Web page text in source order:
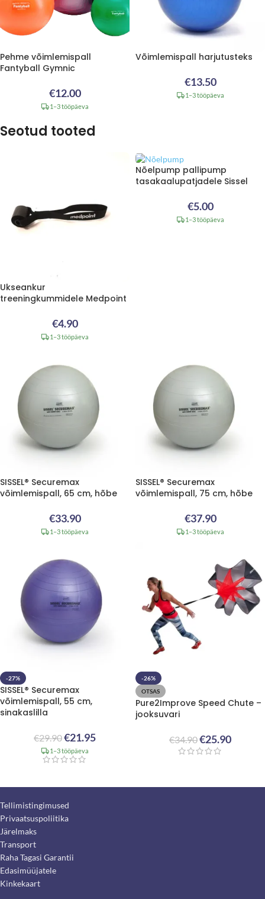
Pehme võimlemispall
Fantyball Gymnic
€12.00
1–3 tööpäeva
Võimlemispall harjutusteks
€13.50
1–3 tööpäeva
Seotud tooted
Ukseankur
treeningkummidele Medpoint
€4.90
1–3 tööpäeva
Nõelpump pallipump
tasakaalupatjadele Sissel
€5.00
1–3 tööpäeva
SISSEL® Securemax
võimlemispall, 65 cm, hõbe
€33.90
1–3 tööpäeva
SISSEL® Securemax
võimlemispall, 75 cm, hõbe
€37.90
1–3 tööpäeva
-27%
SISSEL® Securemax
võimlemispall, 55 cm,
sinakaslilla
€29.90€21.95
1–3 tööpäeva
-26%
OTSAS
Pure2Improve Speed Chute –
jooksuvari
€34.90€25.90
Tellimistingimused
Privaatsuspoliitika
Järelmaks
Transport
Raha Tagasi Garantii
Edasimüüjatele
Kinkekaart